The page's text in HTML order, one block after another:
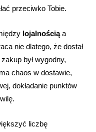
przeciwko Tobie.
lojalnościąa
nie dlatego, że dostał
był wygodny,
chaos w dostawie,
dokładanie punktów
liczbę